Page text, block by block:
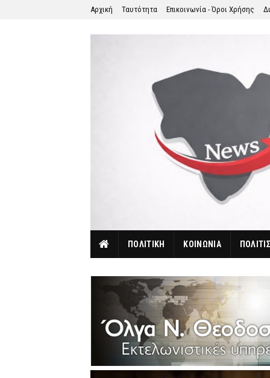
Αρχική Ταυτότητα Επικοινωνία - Όροι Χρήσης
ΠΟΛΙΤΙΚΗ ΚΟΙΝΩΝΙΑ